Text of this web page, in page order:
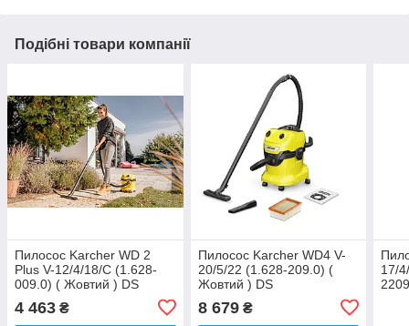
Подібні товари компанії
Пилосос Karcher WD 2
Plus V-12/4/18/C (1.628-
009.0) ( Жовтий ) DS
4 463 ₴
Пилосос Karcher WD4 V-
20/5/22 (1.628-209.0) (
Жовтий ) DS
8 679₴
17/